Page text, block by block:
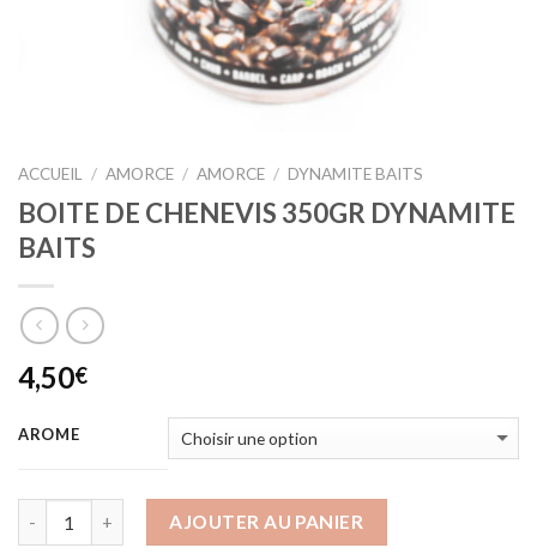
ACCUEIL / AMORCE / AMORCE / DYNAMITE BAITS
BOITE DE CHENEVIS 350GR DYNAMITE
BAITS
4,50€
AROME
AJOUTER AU PANIER